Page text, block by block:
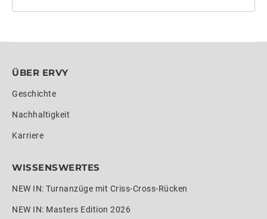
ÜBER ERVY
Geschichte
Nachhaltigkeit
Karriere
WISSENSWERTES
NEW IN: Turnanzüge mit Criss-Cross-Rücken
NEW IN: Masters Edition 2026